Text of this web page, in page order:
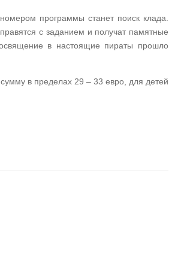
программы станет поиск клада.
с заданием и получат памятные
в настоящие пираты прошло
в пределах 29 – 33 евро, для детей